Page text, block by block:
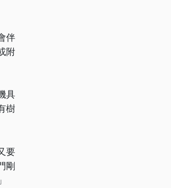
伴
附
具
樹
要
剛